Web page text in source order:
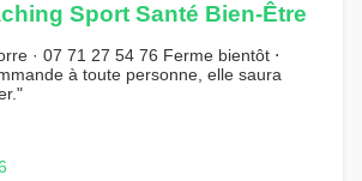
Sport Santé Bien-Être
· 07 71 27 54 76 Ferme bientôt ⋅
à toute personne, elle saura